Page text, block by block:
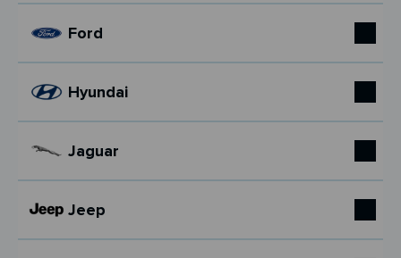
Ford
Hyundai
Jaguar
Jeep